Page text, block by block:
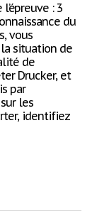
: 3
du
vous
la situation de
de
Drucker, et
par
les
identifiez